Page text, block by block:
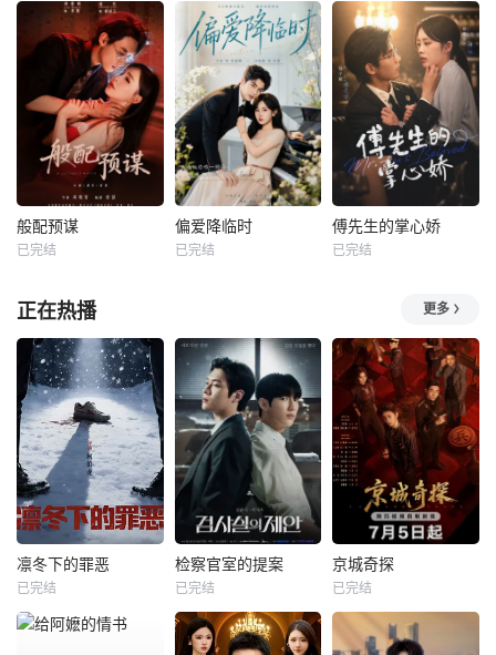
般配预谋
已完结
偏爱降临时
已完结
傅先生的掌心娇
已完结
正在热播 更多
凛冬下的罪恶
已完结
检察官室的提案
已完结
京城奇探
已完结